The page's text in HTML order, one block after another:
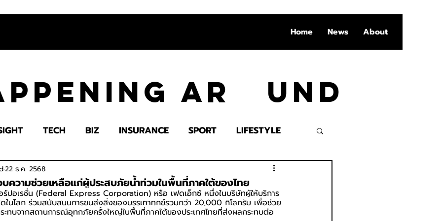
Home News About
Ar und
TECH BIZ INSURANCE SPORT LIFESTYLE
EDUCATION
ความช่วยเหลือแก่ผู้ประสบภัยน้ำท่วมในพื้นที่ภาคใต้ของไทย
22 ธ.ค. 2568
ร์ปอเรชั่น (Federal Express Corporation) หรือ เฟดเอ็กซ์ หนึ่งในบริษัทผู้ให้บริการ
นโลก ร่วมสนับสนุนการขนส่งสิ่งของบรรเทาทุกข์รวมกว่า 20,000 กิโลกรัม เพื่อช่วย
ะทบจากสถานการณ์อุทกภัยครั้งใหญ่ในพื้นที่ภาคใต้ของประเทศไทยที่ส่งผลกระทบต่อ